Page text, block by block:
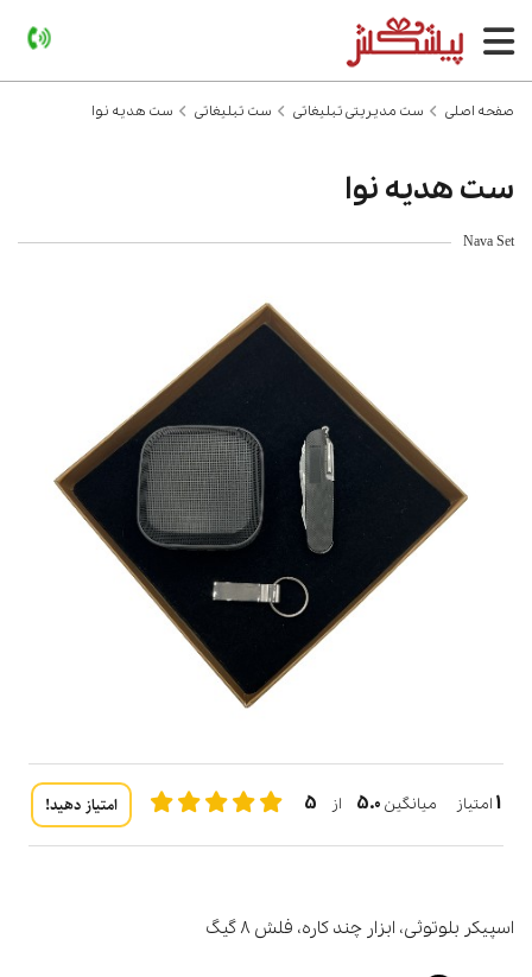
صفحه اصلی ست مدیریتی تبلیغاتی ست تبلیغاتی ست هدیه نوا
ست هدیه نوا
Nava Set
1 امتیاز میانگین 5.0 از 5 امتیاز دهید!
اسپیکر بلوتوثی، ابزار چند کاره، فلش 8 گیگ